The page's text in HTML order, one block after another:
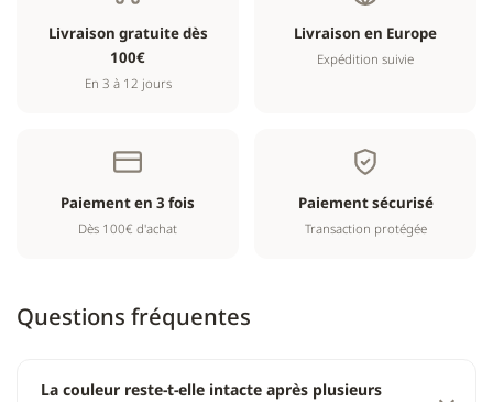
Livraison gratuite dès
100€
En 3 à 12 jours
Livraison en Europe
Expédition suivie
Paiement en 3 fois
Dès 100€ d'achat
Paiement sécurisé
Transaction protégée
Questions fréquentes
La couleur reste-t-elle intacte après plusieurs